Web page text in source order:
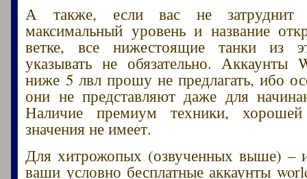
А также, если вас не затруднит
максимальный уровень и название
ветке, все нижестоящие танки из
указывать не обязательно. Аккаунты
ниже 5 лвл прошу не предлагать, ибо
они не представляют даже для
Наличие премиум техники, хорошей
значения не имеет.
Для хитрожопых (озвученных выше) –
ваши условно бесплатные аккаунты